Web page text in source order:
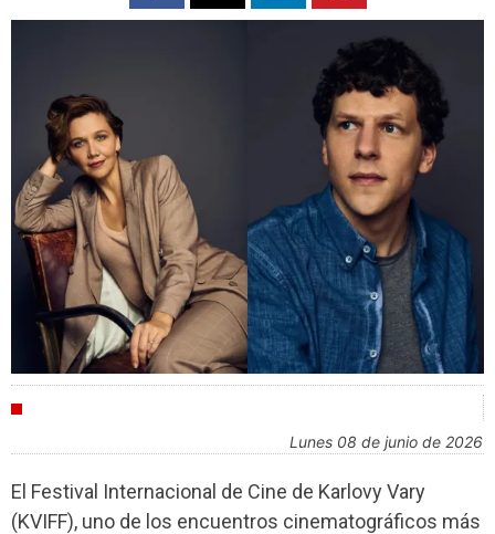
lunes 08 de junio de 2026
El Festival Internacional de Cine de Karlovy Vary
(KVIFF), uno de los encuentros cinematográficos más